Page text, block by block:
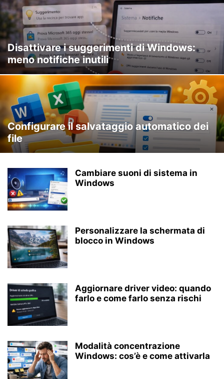
Disattivare i suggerimenti di Windows:
meno notifiche inutili
Configurare il salvataggio automatico dei
file
Cambiare suoni di sistema in
Windows
Personalizzare la schermata di
blocco in Windows
Aggiornare driver video: quando
farlo e come farlo senza rischi
Modalità concentrazione
Windows: cos’è e come attivarla